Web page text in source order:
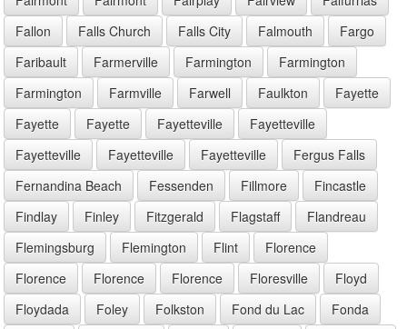
Fallon
Falls Church Falls City Falmouth
Fargo
Faribault
Farmerville Farmington
Farmington
Farmington
Farmville Farwell Faulkton
Fayette
Fayette
Fayette Fayetteville
Fayetteville
Fayetteville
Fayetteville Fayetteville
Fergus Falls
Fernandina Beach
Fessenden Fillmore
Fincastle
Findlay
Finley Fitzgerald Flagstaff
Flandreau
Flemingsburg
Flemington Flint
Florence
Florence
Florence Florence Floresville
Floyd
Floydada
Foley Folkston Fond du Lac
Fonda